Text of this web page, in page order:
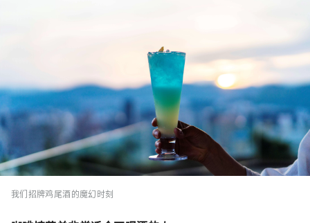
我们招牌鸡尾酒的魔幻时刻